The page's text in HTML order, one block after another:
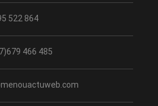
522 864
466 485